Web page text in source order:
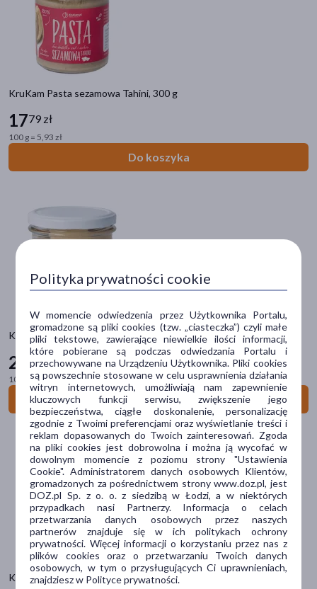
KruKam Pasta sezamowa Tahini, 300 g
1779 zł
100 g = 5,93 zł
Do koszyka
KruKam Pasta z nerkowców Crunchy, 300 g
26 59 zł
100 g = 8,86 zł
Do koszyka
KruKam Wanilia mielona, 10 g
Filtry
Dostępny(29)
Dostawa
Cena
Linia produktowa
dla dorosłych(9)
dla dzieci(2)
Typ produktu
Środki spożywcze(36)
Postać
pasta(13)
baton(10)
krem(5)
spray(2)
proszek(1)
pokaż więcej
Polityka prywatności cookie
W momencie odwiedzenia przez Użytkownika Portalu,
gromadzone są pliki cookies (tzw. „ciasteczka”) czyli małe
pliki tekstowe, zawierające niewielkie ilości informacji,
które pobierane są podczas odwiedzania Portalu i
przechowywane na Urządzeniu Użytkownika. Pliki cookies
są powszechnie stosowane w celu usprawnienia działania
witryn internetowych, umożliwiają nam zapewnienie
kluczowych funkcji serwisu, zwiększenie jego
bezpieczeństwa, ciągłe doskonalenie, personalizację
zgodnie z Twoimi preferencjami oraz wyświetlanie treści i
reklam dopasowanych do Twoich zainteresowań. Zgoda
na pliki cookies jest dobrowolna i można ją wycofać w
dowolnym momencie z poziomu strony "Ustawienia
Cookie". Administratorem danych osobowych Klientów,
gromadzonych za pośrednictwem strony www.doz.pl, jest
DOZ.pl Sp. z o. o. z siedzibą w Łodzi, a w niektórych
przypadkach nasi Partnerzy. Informacja o celach
przetwarzania danych osobowych przez naszych
partnerów znajduje się w ich politykach ochrony
prywatności. Więcej informacji o korzystaniu przez nas z
plików cookies oraz o przetwarzaniu Twoich danych
osobowych, w tym o przysługujących Ci uprawnieniach,
znajdziesz w Polityce prywatności.